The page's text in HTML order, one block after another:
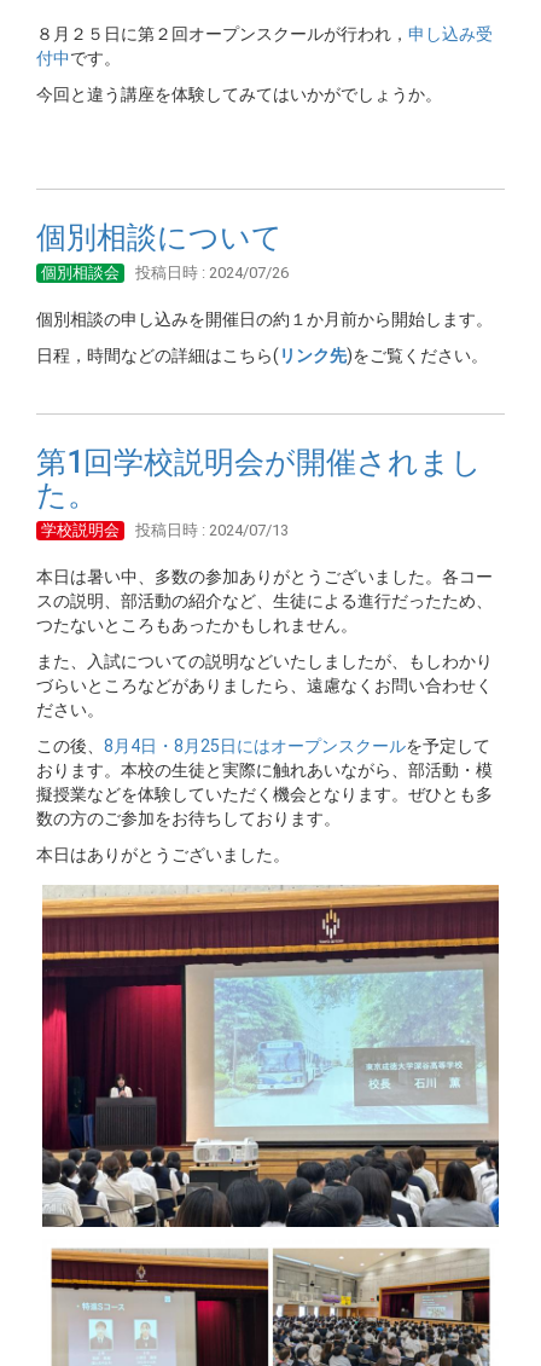
８月２５日に第２回オープンスクールが行われ， 申し込み受
付中です。
今回と違う講座を体験してみてはいかがでしょうか。
個別相談について
個別相談会 投稿日時 : 2024/07/26
個別相談の申し込みを開催日の約１か月前から開始します。
日程，時間などの詳細はこちら( リンク先)をご覧ください。
第1回学校説明会が開催されまし
た。
学校説明会 投稿日時 : 2024/07/13
本日は暑い中、多数の参加ありがとうございました。各コー
スの説明、部活動の紹介など、生徒による進行だったため、
つたないところもあったかもしれません。
また、入試についての説明などいたしましたが、もしわかり
づらいところなどがありましたら、遠慮なくお問い合わせく
ださい。
この後、 8月4日・8月25日にはオープンスクールを予定して
おります。本校の生徒と実際に触れあいながら、部活動・模
擬授業などを体験していただく機会となります。ぜひとも多
数の方のご参加をお待ちしております。
本日はありがとうございました。